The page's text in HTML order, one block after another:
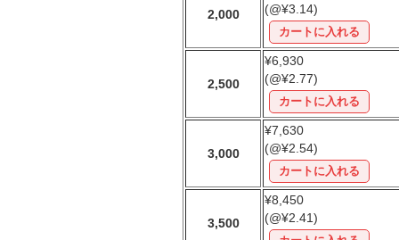
2,000
(@¥3.14)
2,500
¥6,930
(@¥2.77)
3,000
¥7,630
(@¥2.54)
3,500
¥8,450
(@¥2.41)